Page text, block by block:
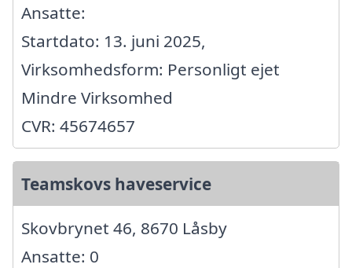
Ansatte:
Startdato: 13. juni 2025,
Virksomhedsform: Personligt ejet
Mindre Virksomhed
CVR: 45674657
Teamskovs haveservice
Skovbrynet 46, 8670 Låsby
Ansatte: 0